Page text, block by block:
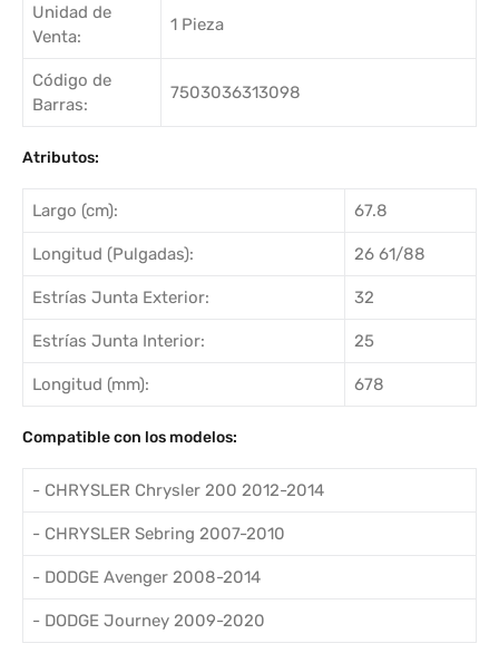
Unidad de
Venta:
1 Pieza
Código de
Barras:
7503036313098
Atributos:
Largo (cm): 67.8
Longitud (Pulgadas): 26 61/88
Estrías Junta Exterior: 32
Estrías Junta Interior: 25
Longitud (mm): 678
Compatible con los modelos:
- CHRYSLER Chrysler 200 2012-2014
- CHRYSLER Sebring 2007-2010
- DODGE Avenger 2008-2014
- DODGE Journey 2009-2020